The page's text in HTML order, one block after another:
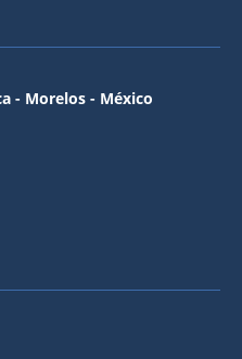
- Morelos - México